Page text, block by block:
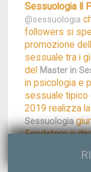
Sessuologia Il
@sessuologia
followers si
promozione
sessuale tra i
del Master in
in psicologia e
sessuale tipico
2019 realizza
Sessuologia
Fondatore e